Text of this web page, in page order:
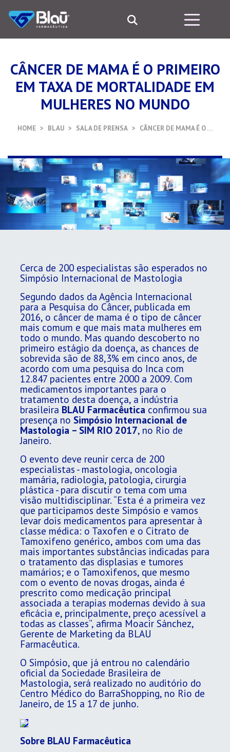
CÂNCER DE MAMA É O PRIMEIRO
EM TAXA DE MORTALIDADE EM
MULHERES NO MUNDO
HOME BLAU SALA DE PRENSA CÂNCER DE MAMA É O …
Cerca de 200 especialistas são esperados no
Simpósio Internacional de Mastologia
Segundo dados da Agência Internacional
para a Pesquisa do Câncer, publicada em
2016, o câncer de mama é o tipo de câncer
mais comum e que mais mata mulheres em
todo o mundo. Mas quando descoberto no
primeiro estágio da doença, as chances de
sobrevida são de 88,3% em cinco anos, de
acordo com uma pesquisa do Inca com
12.847 pacientes entre 2000 a 2009. Com
medicamentos importantes para o
tratamento desta doença, a indústria
brasileira BLAU Farmacêutica confirmou sua
presença no Simpósio Internacional de
Mastologia – SIM RIO 2017, no Rio de
Janeiro.
O evento deve reunir cerca de 200
especialistas - mastologia, oncologia
mamária, radiologia, patologia, cirurgia
plástica - para discutir o tema com uma
visão multidisciplinar. “Esta é a primeira vez
que participamos deste Simpósio e vamos
levar dois medicamentos para apresentar à
classe médica: o Taxofen e o Citrato de
Tamoxifeno genérico, ambos com uma das
mais importantes substâncias indicadas para
o tratamento das displasias e tumores
mamários; e o Tamoxifenos, que mesmo
com o evento de novas drogas, ainda é
prescrito como medicação principal
associada a terapias modernas devido à sua
eficácia e, principalmente, preço acessível a
todas as classes”, afirma Moacir Sánchez,
Gerente de Marketing da BLAU
Farmacêutica.
O Simpósio, que já entrou no calendário
oficial da Sociedade Brasileira de
Mastologia, será realizado no auditório do
Centro Médico do BarraShopping, no Rio de
Janeiro, de 15 a 17 de junho.
Sobre BLAU Farmacêutica